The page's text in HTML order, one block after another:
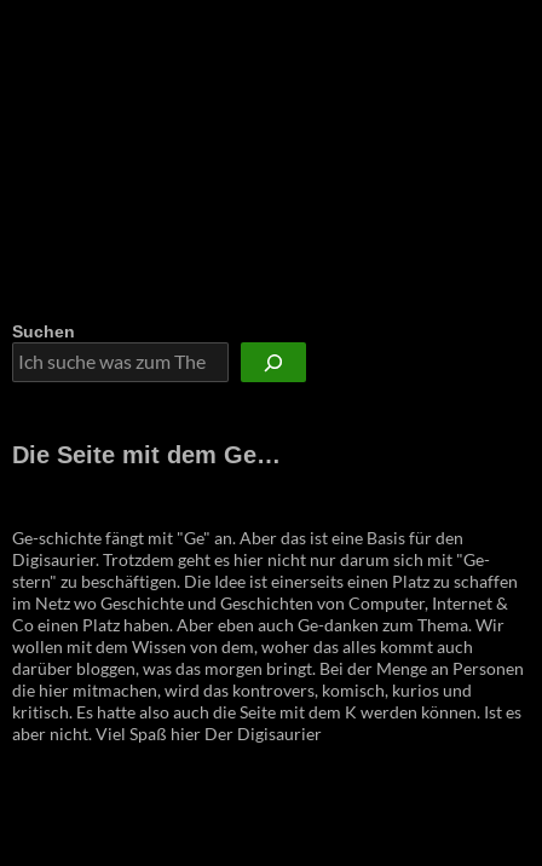
Suchen
Die Seite mit dem Ge…
Ge-schichte fängt mit "Ge" an. Aber das ist eine Basis für den
Digisaurier. Trotzdem geht es hier nicht nur darum sich mit "Ge-
stern" zu beschäftigen. Die Idee ist einerseits einen Platz zu schaffen
im Netz wo Geschichte und Geschichten von Computer, Internet &
Co einen Platz haben. Aber eben auch Ge-danken zum Thema. Wir
wollen mit dem Wissen von dem, woher das alles kommt auch
darüber bloggen, was das morgen bringt. Bei der Menge an Personen
die hier mitmachen, wird das kontrovers, komisch, kurios und
kritisch. Es hatte also auch die Seite mit dem K werden können. Ist es
aber nicht. Viel Spaß hier Der Digisaurier